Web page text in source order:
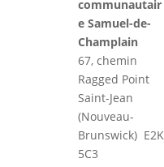
communautair
e Samuel-de-
Champlain
67, chemin
Ragged Point
Saint-Jean
(Nouveau-
Brunswick) E2K
5C3